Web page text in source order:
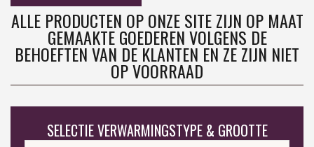
ALLE PRODUCTEN OP ONZE SITE ZIJN OP MAAT
GEMAAKTE GOEDEREN VOLGENS DE
BEHOEFTEN VAN DE KLANTEN EN ZE ZIJN NIET
OP VOORRAAD
SELECTIE VERWARMINGSTYPE & GROOTTE